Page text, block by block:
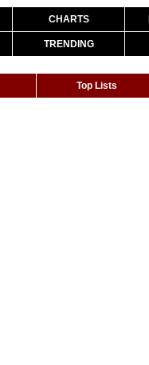
CHARTS
TRENDING
Top Lists